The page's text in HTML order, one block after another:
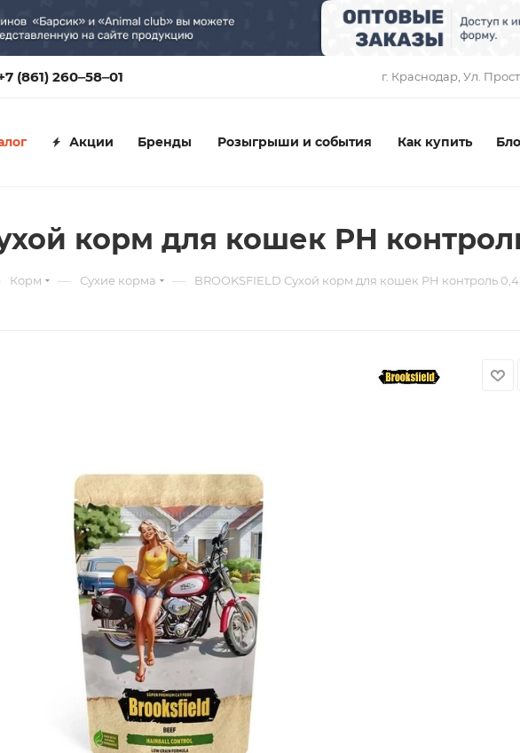
(861) 260‒58‒01 г. Краснодар, ​Ул.
Акции Бренды Розыгрыши и события Как купить
корм для кошек PH
Корм — Сухие корма — BROOKSFIELD Сухой корм для кошек PH контроль